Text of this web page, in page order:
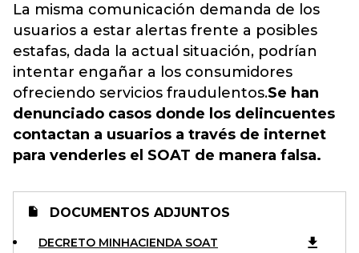
La misma comunicación demanda de los
usuarios a estar alertas frente a posibles
estafas, dada la actual situación, podrían
intentar engañar a los consumidores
ofreciendo servicios fraudulentos.Se han
denunciado casos donde los delincuentes
contactan a usuarios a través de internet
para venderles el SOAT de manera falsa.
DOCUMENTOS ADJUNTOS
DECRETO MINHACIENDA SOAT